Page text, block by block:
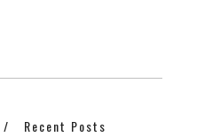
Recent Posts